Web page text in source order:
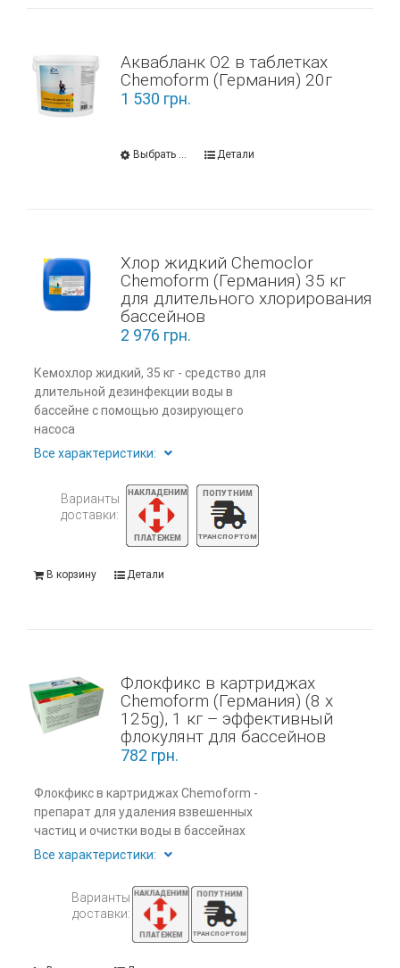
Аквабланк О2 в таблетках
Chemoform (Германия) 20г
1 530 грн.
Выбрать ... Детали
Хлор жидкий Chemoclor
Chemoform (Германия) 35 кг
для длительного хлорирования
бассейнов
2 976 грн.
Кемохлор жидкий, 35 кг - средство для
длительной дезинфекции воды в
бассейне с помощью дозирующего
насоса
Все характеристики:
Варианты
доставки:
В корзину Детали
Флокфикс в картриджах
Chemoform (Германия) (8 x
125g), 1 кг – эффективный
флокулянт для бассейнов
782 грн.
Флокфикс в картриджах Chemoform -
препарат для удаления взвешенных
частиц и очистки воды в бассейнах
Все характеристики:
Варианты
доставки: